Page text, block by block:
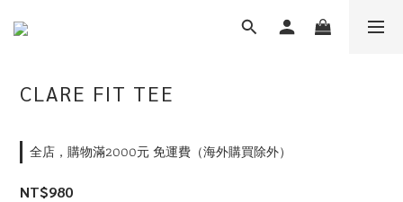
CLARE FIT TEE
全店，購物滿2000元 免運費（海外購買除外）
NT$980